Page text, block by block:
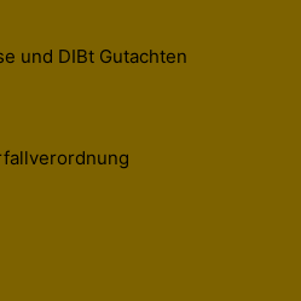
und DIBt Gutachten